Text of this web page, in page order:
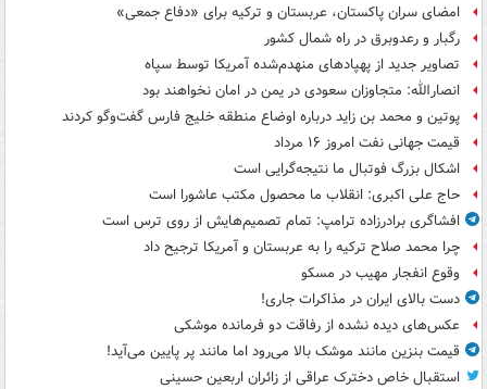
امضای سران پاکستان، عربستان و ترکیه برای «دفاع جمعی»
رگبار و رعدوبرق در راه شمال کشور
تصاویر جدید از پهپادهای منهدم‌شده آمریکا توسط سپاه
انصارالله: متجاوزان سعودی در یمن در امان نخواهند بود
پوتین و محمد بن زاید درباره اوضاع منطقه خلیج فارس گفت‌وگو کردند
قیمت جهانی نفت امروز ۱۶ مرداد
اشکال بزرگ فوتبال ما نتیجه‌گرایی است
حاج علی اکبری: انقلاب ما محصول مکتب عاشورا است
افشاگری برادرزاده ترامپ: تمام تصمیم‌هایش از روی ترس است
چرا محمد صلاح ترکیه را به عربستان و آمریکا ترجیح داد
وقوع انفجار مهیب در مسکو
دست بالای ایران در مذاکرات جاری!
عکس‌های دیده نشده از رفاقت دو فرمانده‌ موشکی
قیمت بنزین مانند موشک بالا می‌رود اما مانند پر پایین می‌آید!
استقبال خاص دخترک عراقی از زائران اربعین حسینی